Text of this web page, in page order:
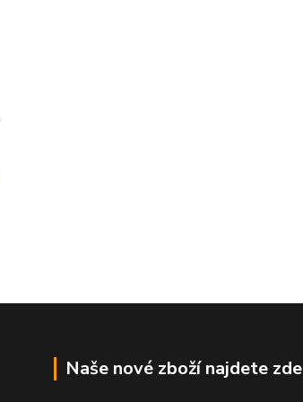
Naše nové zboží najdete zde